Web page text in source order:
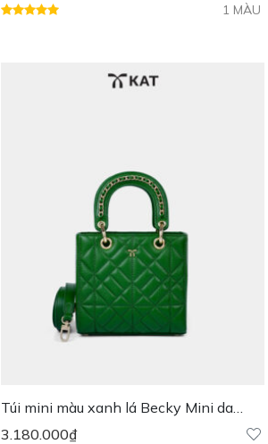
1 MÀU
Túi mini màu xanh lá Becky Mini da
3.180.000₫